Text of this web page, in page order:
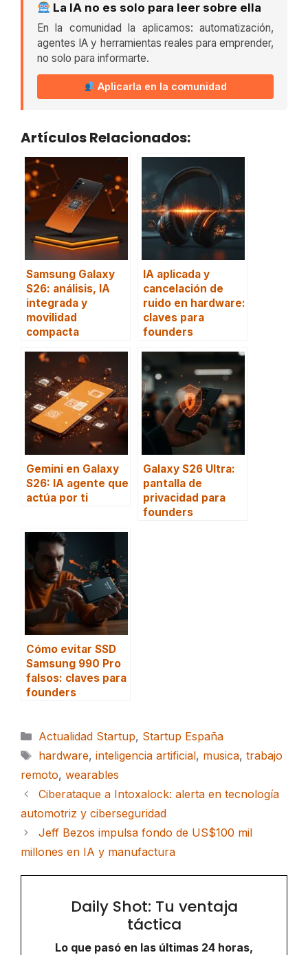
La IA no es solo para leer sobre ella
En la comunidad la aplicamos: automatización,
agentes IA y herramientas reales para emprender,
no solo para informarte.
Aplicarla en la comunidad
Artículos Relacionados:
Samsung Galaxy
S26: análisis, IA
integrada y
movilidad
compacta
IA aplicada y
cancelación de
ruido en hardware:
claves para
founders
Gemini en Galaxy
S26: IA agente que
actúa por ti
Galaxy S26 Ultra:
pantalla de
privacidad para
founders
Cómo evitar SSD
Samsung 990 Pro
falsos: claves para
founders
Categorías
Actualidad Startup, Startup España
Etiquetas
hardware, inteligencia artificial, musica, trabajo
remoto, wearables
Ciberataque a Intoxalock: alerta en tecnología
automotriz y ciberseguridad
Jeff Bezos impulsa fondo de US$100 mil
millones en IA y manufactura
Daily Shot: Tu ventaja
táctica
Lo que pasó en las últimas 24 horas,